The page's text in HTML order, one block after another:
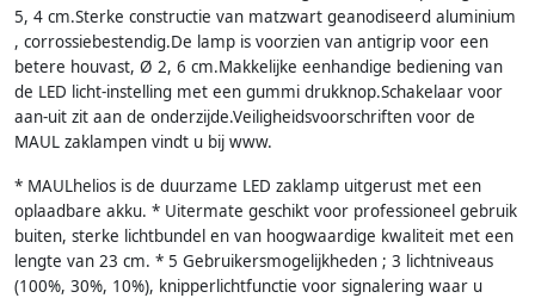
5, 4 cm.Sterke constructie van matzwart geanodiseerd aluminium
, corrossiebestendig.De lamp is voorzien van antigrip voor een
betere houvast, Ø 2, 6 cm.Makkelijke eenhandige bediening van
de LED licht-instelling met een gummi drukknop.Schakelaar voor
aan-uit zit aan de onderzijde.Veiligheidsvoorschriften voor de
MAUL zaklampen vindt u bij www.
* MAULhelios is de duurzame LED zaklamp uitgerust met een
oplaadbare akku. * Uitermate geschikt voor professioneel gebruik
buiten, sterke lichtbundel en van hoogwaardige kwaliteit met een
lengte van 23 cm. * 5 Gebruikersmogelijkheden ; 3 lichtniveaus
(100%, 30%, 10%), knipperlichtfunctie voor signalering waar u